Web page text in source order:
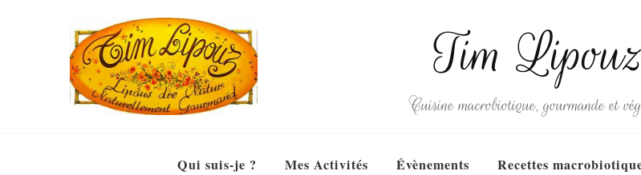
Tim Lipouz
Cuisine macrobiotique, gourmande et
Qui suis-je ? Mes Activités Évènements Recettes